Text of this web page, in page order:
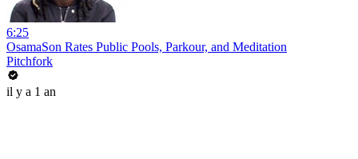
6:25
OsamaSon Rates Public Pools, Parkour, and Meditation
Pitchfork
il y a 1 an